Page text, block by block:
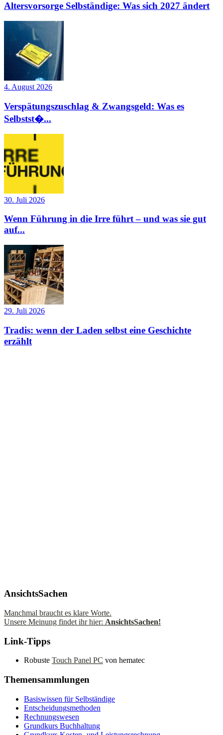
Altersvorsorge Selbständige: Was sich 2027 ändert
4. August 2026
Verspätungszuschlag & Zwangsgeld: Was es
Selbstst�...
30. Juli 2026
Wenn Führung in die Irre führt – und was sie gut
auf...
29. Juli 2026
Tradis: wenn der Laden selbst eine Geschichte
erzählt
AnsichtsSachen
Manchmal braucht es klare Worte.
Unsere Meinung findet ihr hier: AnsichtsSachen!
Link-Tipps
Robuste Touch Panel PC von hematec
Themensammlungen
Basiswissen für Selbständige
Entscheidungsmethoden
Rechnungswesen
Grundkurs Buchhaltung